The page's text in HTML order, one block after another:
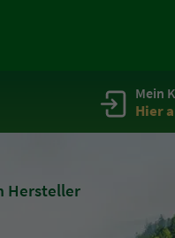
Mein
Hier
Hersteller